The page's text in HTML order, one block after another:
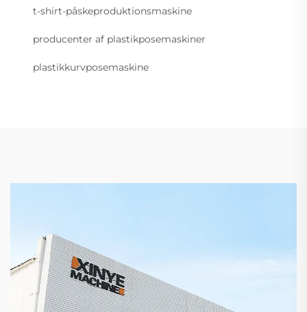
t-shirt-påskeproduktionsmaskine
producenter af plastikposemaskiner
plastikkurvposemaskine